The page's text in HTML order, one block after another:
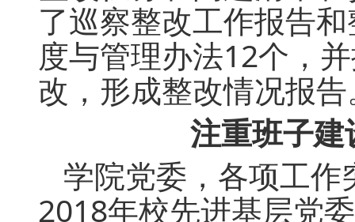
了巡察整改工作报告
度与管理办法12个，
改，形成整改情况报
注重班子
学院党委，各项工
2018年校先进基层党